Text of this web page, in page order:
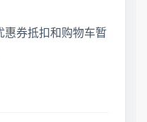
惠券抵扣和购物车暂